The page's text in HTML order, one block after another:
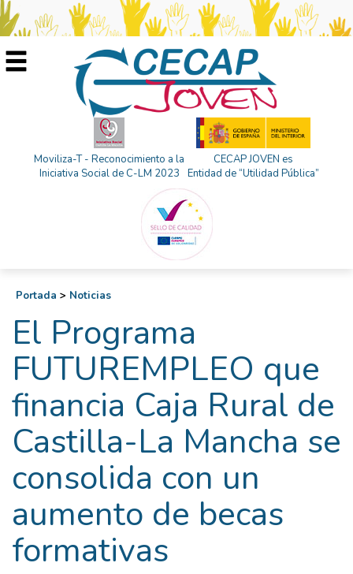
Moviliza-T - Reconocimiento a la
Iniciativa Social de C-LM 2023
CECAP JOVEN es
Entidad de “Utilidad Pública”
Portada > Noticias
El Programa
FUTUREMPLEO que
financia Caja Rural de
Castilla-La Mancha se
consolida con un
aumento de becas
formativas